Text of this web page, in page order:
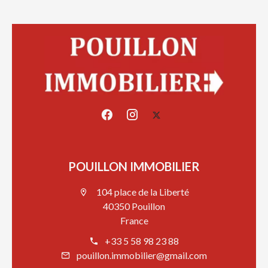
POUILLON IMMOBILIER
104 place de la Liberté
40350 Pouillon
France
+33 5 58 98 23 88
pouillon.immobilier@gmail.com